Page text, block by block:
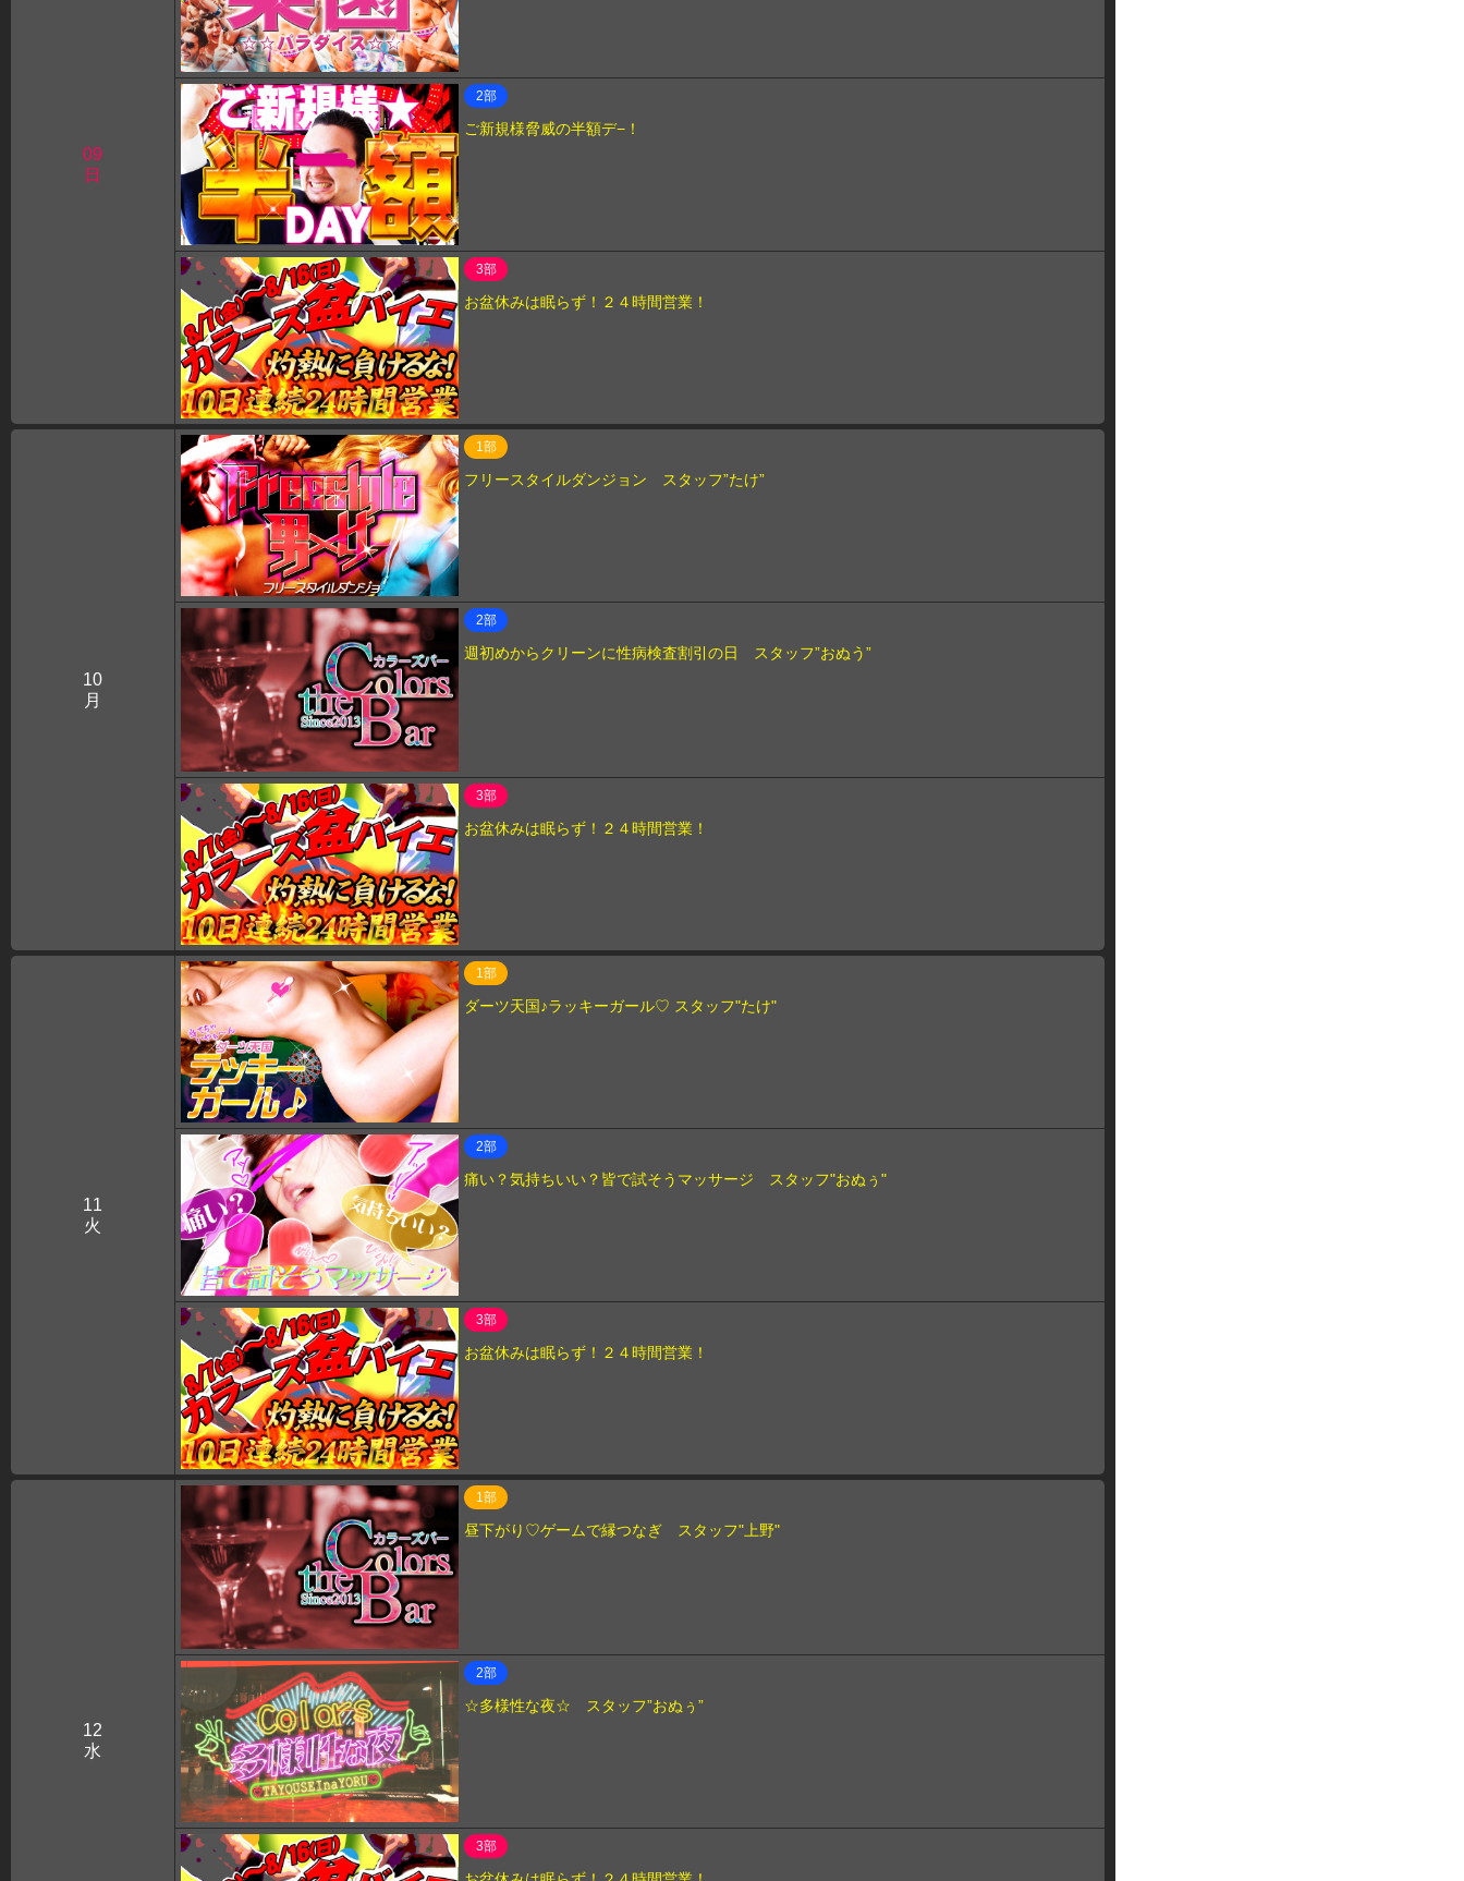
09
日
2部
ご新規様脅威の半額デ−！
3部
お盆休みは眠らず！２４時間営業！
10
月
1部
フリースタイルダンジョン スタッフ”たけ”
2部
週初めからクリーンに性病検査割引の日 スタッフ”おぬう”
3部
お盆休みは眠らず！２４時間営業！
11
火
1部
ダーツ天国♪ラッキーガール♡ スタッフ"たけ"
2部
痛い？気持ちいい？皆で試そうマッサージ スタッフ"おぬぅ"
3部
お盆休みは眠らず！２４時間営業！
12
水
1部
昼下がり♡ゲームで縁つなぎ スタッフ"上野"
2部
☆多様性な夜☆ スタッフ”おぬぅ”
3部